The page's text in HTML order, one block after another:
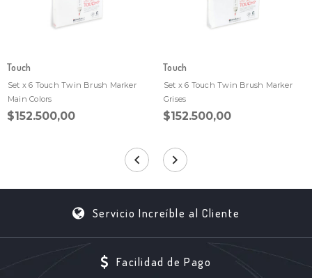
Touch
Set x 6 Touch Twin Brush Marker
Main Colors
$152.500,00
Touch
Set x 6 Touch Twin Brush Marker
Grises
$152.500,00
Servicio Increíble al Cliente
Facilidad de Pago